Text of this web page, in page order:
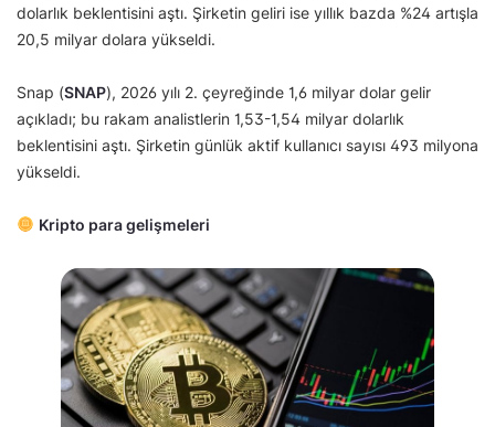
dolarlık beklentisini aştı. Şirketin geliri ise yıllık bazda %24 artışla
20,5 milyar dolara yükseldi.
Snap (SNAP), 2026 yılı 2. çeyreğinde 1,6 milyar dolar gelir
açıkladı; bu rakam analistlerin 1,53-1,54 milyar dolarlık
beklentisini aştı. Şirketin günlük aktif kullanıcı sayısı 493 milyona
yükseldi.
Kripto para gelişmeleri